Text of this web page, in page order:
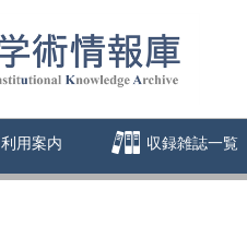
利用案内 収録雑誌一覧